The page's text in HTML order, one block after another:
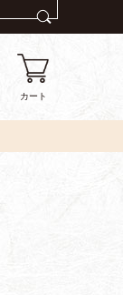
カート